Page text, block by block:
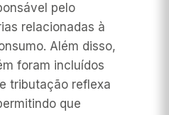
pelo
relacionadas à
Além disso,
foram incluídos
tributação reflexa
que